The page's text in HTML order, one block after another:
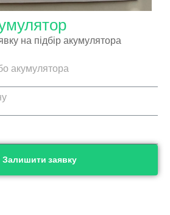
на підбір акумулятора
Залишити заявку